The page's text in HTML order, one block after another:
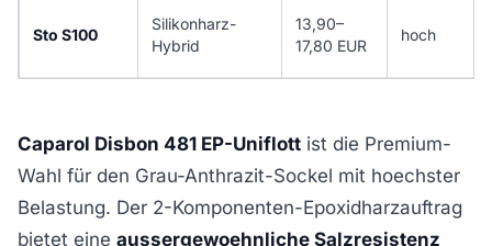
Sto S100
Silikonharz-
Hybrid
13,90–
17,80 EUR
hoch
Caparol Disbon 481 EP-Uniflott ist die Premium-
Wahl für den Grau-Anthrazit-Sockel mit hoechster
Belastung. Der 2-Komponenten-Epoxidharzauftrag
bietet eine aussergewoehnliche Salzresistenz